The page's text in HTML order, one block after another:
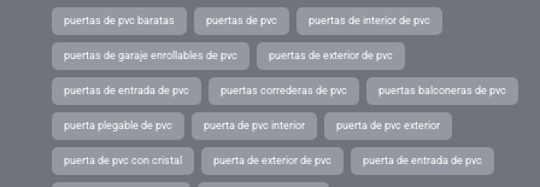
puertas de pvc baratas puertas de pvc puertas de interior de pvc
puertas de garaje enrollables de pvc puertas de exterior de pvc
puertas de entrada de pvc puertas correderas de pvc puertas balconeras de pvc
puerta plegable de pvc puerta de pvc interior puerta de pvc exterior
puerta de pvc con cristal puerta de exterior de pvc puerta de entrada de pvc